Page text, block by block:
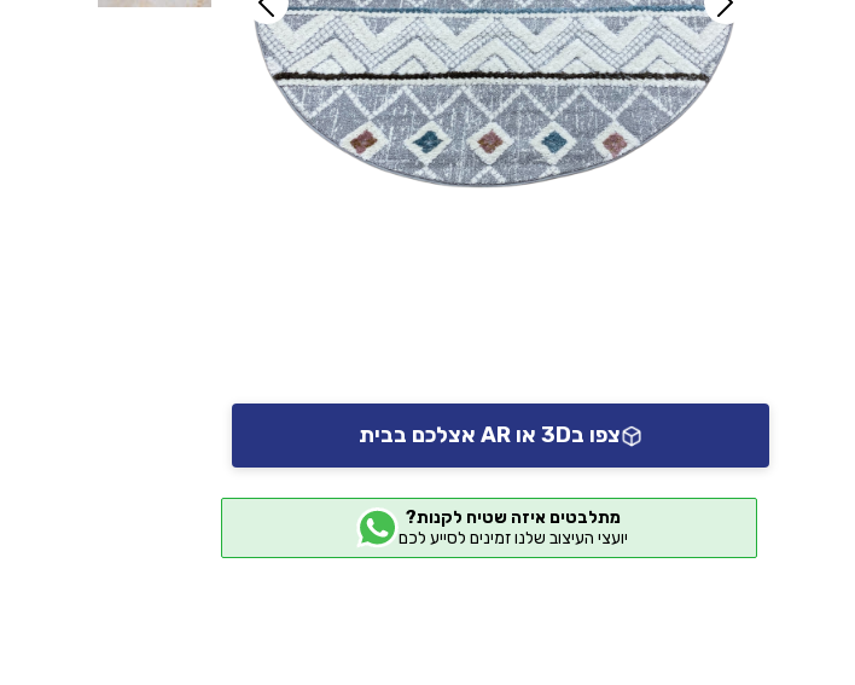
צפו ב3D או AR אצלכם בבית
מתלבטים איזה שטיח לקנות?
יועצי העיצוב שלנו זמינים לסייע לכם